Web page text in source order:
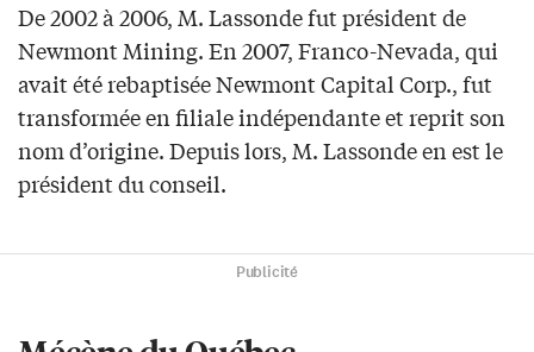
De 2002 à 2006, M. Lassonde fut président de
Newmont Mining. En 2007, Franco-Nevada, qui
avait été rebaptisée Newmont Capital Corp., fut
transformée en filiale indépendante et reprit son
nom d’origine. Depuis lors, M. Lassonde en est le
président du conseil.
Publicité